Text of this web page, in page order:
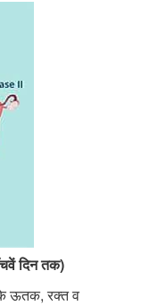
दिन तक)
ऊतक, रक्त व